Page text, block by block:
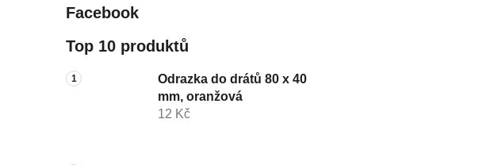
Facebook
Top 10 produktů
Odrazka do drátů 80 x 40
mm, oranžová
12 Kč